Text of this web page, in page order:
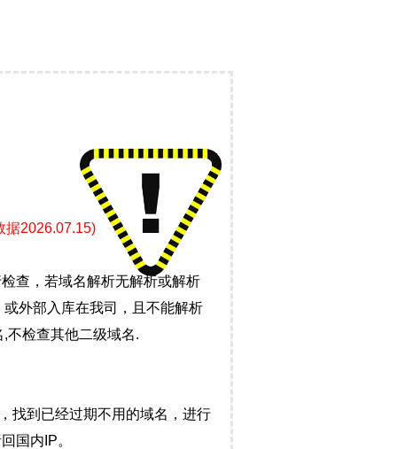
据2026.07.15)
查，若域名解析无解析或解析
外部入库在我司，且不能解析
不检查其他二级域名.
，找到已经过期不用的域名，进行
国内IP。